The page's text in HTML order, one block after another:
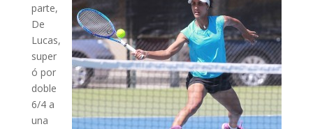
parte,
De
Lucas,
super
ó por
doble
6/4 a
una